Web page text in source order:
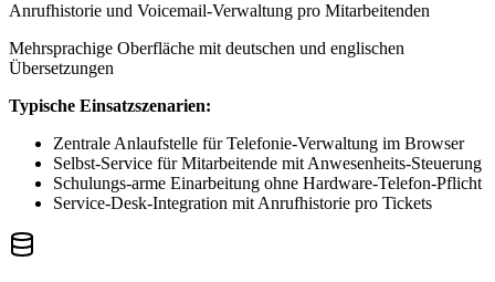
Anrufhistorie und Voicemail-Verwaltung pro Mitarbeitenden
Mehrsprachige Oberfläche mit deutschen und englischen
Übersetzungen
Typische Einsatzszenarien:
Zentrale Anlaufstelle für Telefonie-Verwaltung im Browser
Selbst-Service für Mitarbeitende mit Anwesenheits-Steuerung
Schulungs-arme Einarbeitung ohne Hardware-Telefon-Pflicht
Service-Desk-Integration mit Anrufhistorie pro Tickets